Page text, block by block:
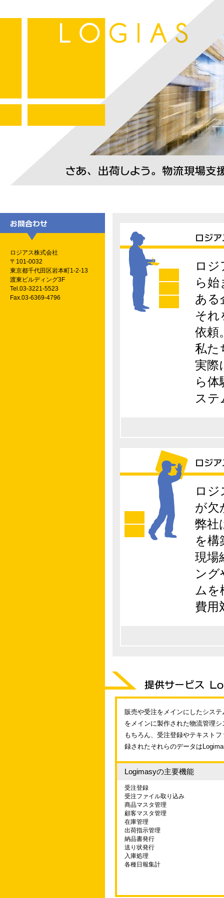
ロジアス株式会社
〒101-0032
東京都千代田区岩本町1-2-13
渡東ビルディング3F
Tel.03-3221-5523
Fax.03-6369-4796
ロ
ら始
ある
それ
依頼
私た
実際
ら
ス
ロ
が欠
弊社
を構
現場
ン
ムを
費用
販売や受注をメインにしたシス
をメインに製作された物流管理
もちろん、受注登録やテキスト
録されたそれらのデータは
Logimasyの主要機能
受注登録
受注ファイル取り込み
商品マスタ管理
顧客マスタ管理
在庫管理
出荷指示管理
納品書発行
送り状発行
入庫処理
各種日報集計